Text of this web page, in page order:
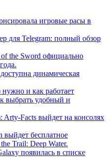
игровые расы в
для Telegram: полный обзор
the Sword официально
динамическая
нужно и как работает
выбрать удобный и
Facts выйдет на консолях
выйдет бесплатное
Trail: Deep Water.
появилась в списке